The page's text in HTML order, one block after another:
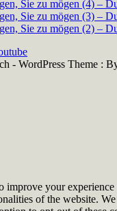
Sie zu mögen (4) –
Sie zu mögen (3) –
Sie zu mögen (2) –
- WordPress Theme :
improve your
of the website.